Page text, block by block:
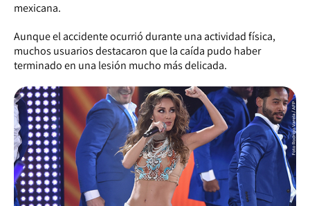
mexicana.
Aunque el accidente ocurrió durante una actividad física,
muchos usuarios destacaron que la caída pudo haber
terminado en una lesión mucho más delicada.